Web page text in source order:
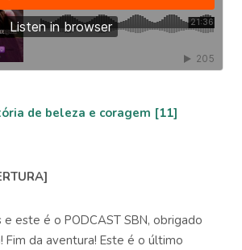
de beleza e coragem [11]
e este é o PODCAST SBN, obrigado
Fim da aventura! Este é o último